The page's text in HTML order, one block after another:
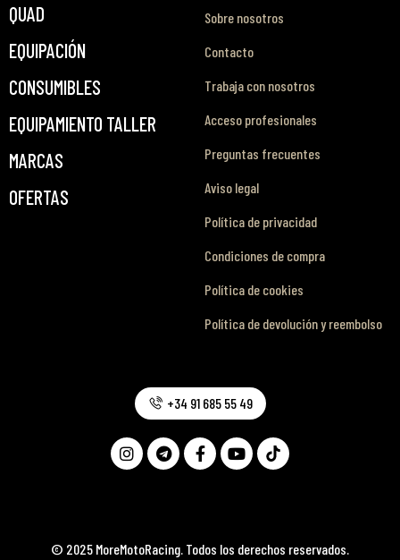
QUAD
EQUIPACIÓN
CONSUMIBLES
EQUIPAMIENTO TALLER
MARCAS
OFERTAS
Sobre nosotros
Contacto
Trabaja con nosotros
Acceso profesionales
Preguntas frecuentes
Aviso legal
Política de privacidad
Condiciones de compra
Política de cookies
Política de devolución y reembolso
© 2025 MoreMotoRacing. Todos los derechos reservados.
+34 91 685 55 49